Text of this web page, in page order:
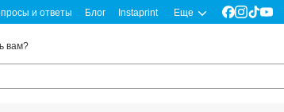
и ответы Блог Instaprint Еще
вам?